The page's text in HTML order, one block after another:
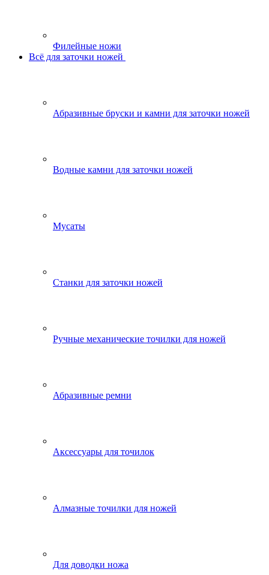
Филейные ножи
Всё для заточки ножей
Абразивные бруски и камни для заточки ножей
Водные камни для заточки ножей
Мусаты
Станки для заточки ножей
Ручные механические точилки для ножей
Абразивные ремни
Аксессуары для точилок
Алмазные точилки для ножей
Для доводки ножа